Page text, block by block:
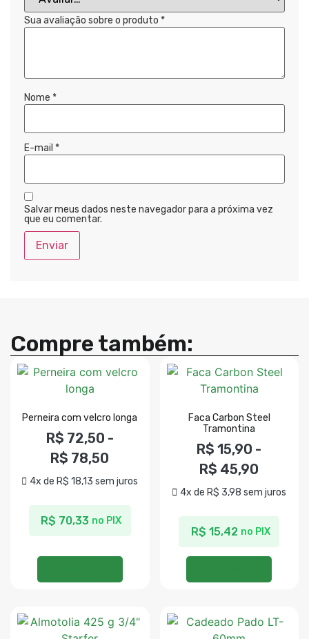
Sua avaliação sobre o produto *
Nome *
E-mail *
Salvar meus dados neste navegador para a próxima vez
que eu comentar.
Compre também:
Perneira com velcro longa
R$ 72,50 -
R$ 78,50
4x de R$ 18,13 sem juros
R$ 70,33 no PIX
Faca Carbon Steel
Tramontina
R$ 15,90 -
R$ 45,90
4x de R$ 3,98 sem juros
R$ 15,42 no PIX